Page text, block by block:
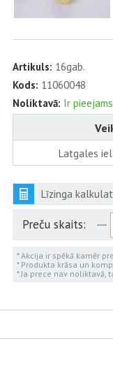
Artikuls: 16gab.
Kods: 11060048
Noliktavā: Ir pieejams
Latgales
Līzinga
Preču skaits:
* Akcija ir spēkā kamēr
* Produkta krāsa un
* Ja prece nav